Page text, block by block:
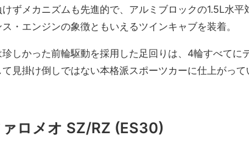
ずメカニズムも先進的で、アルミブロックの1.5L水平
・エンジンの象徴ともいえるツインキャブを装着。
しかった前輪駆動を採用した足回りは、4輪すべてに
見掛け倒しではない本格派スポーツカーに仕上がって
ロメオ SZ/RZ (ES30)